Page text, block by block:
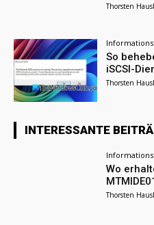
Thorsten
So
iSCSI-
Thorsten
INTERESSANTE
Wo
Thorsten